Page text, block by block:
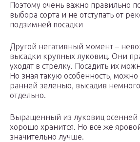
Поэтому очень важно правильно
выбора сорта и не отступать от
подзимней посадки
Другой негативный момент –
высадки крупных луковиц. Они
уходят в стрелку. Посадить их
Но зная такую особенность, можно
ранней зеленью, высадив
отдельно.
Выращенный из луковиц осенней
хорошо хранится. Но все же
значительно лучше.